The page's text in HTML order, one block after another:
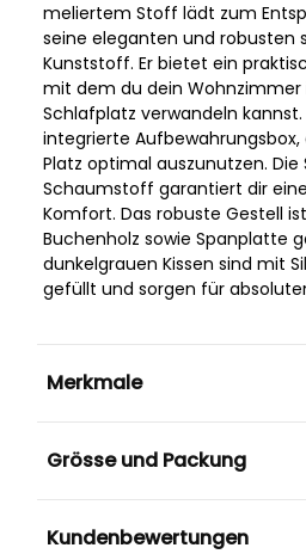
meliertem Stoff lädt zum
seine eleganten und robusten
Kunststoff. Er bietet ein
mit dem du dein
Schlafplatz verwandeln
integrierte
Platz optimal auszunutzen. Die
Schaumstoff garantiert dir
Komfort. Das robuste Gestell
Buchenholz sowie Spanplatte
dunkelgrauen Kissen sind mit
gefüllt und sorgen für
Merkmale
Grösse und Packung
Kundenbewertungen